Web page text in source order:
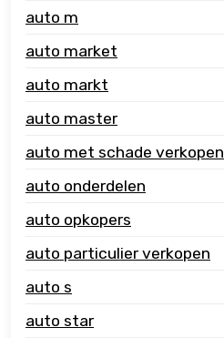
auto m
auto market
auto markt
auto master
auto met schade verkopen
auto onderdelen
auto opkopers
auto particulier verkopen
auto s
auto star